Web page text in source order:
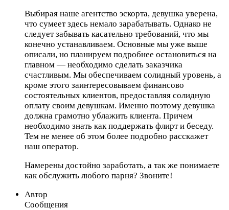
Выбирая наше агентство эскорта, девушка уверена,
что сумеет здесь немало зарабатывать. Однако не
следует забывать касательно требований, что мы
конечно устанавливаем. Основные мы уже выше
описали, но планируем подробнее остановиться на
главном — необходимо сделать заказчика
счастливым. Мы обеспечиваем солидный уровень, а
кроме этого заинтересовываем финансово
состоятельных клиентов, предоставляя солидную
оплату своим девушкам. Именно поэтому девушка
должна грамотно ублажить клиента. Причем
необходимо знать как поддержать флирт и беседу.
Тем не менее об этом более подробно расскажет
наш оператор.
Намерены достойно заработать, а так же понимаете
как обслужить любого парня? Звоните!
Автор
Сообщения